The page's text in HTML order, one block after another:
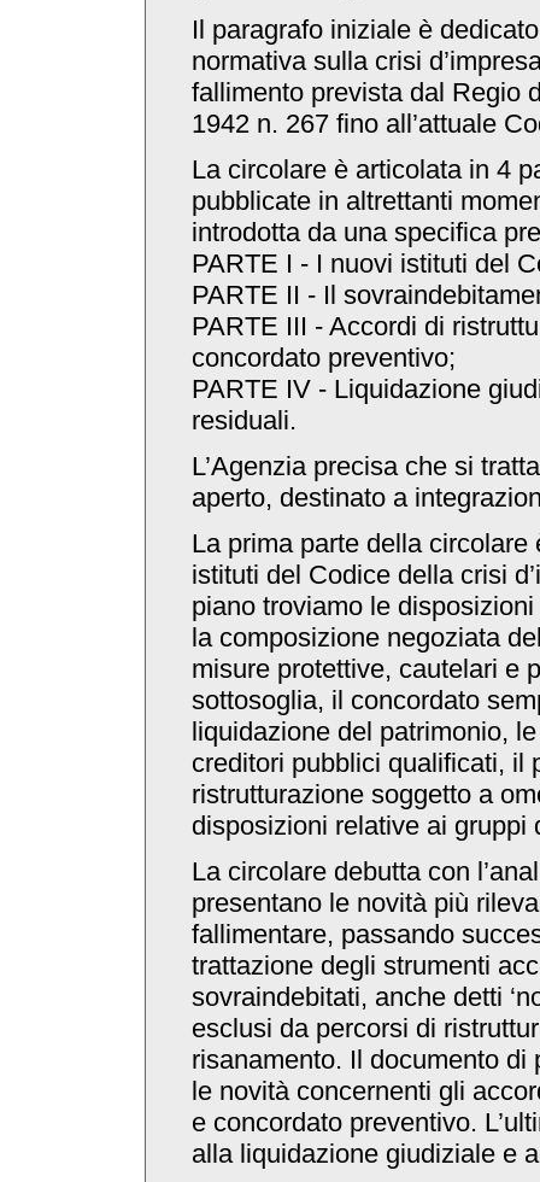
Il paragrafo iniziale è
normativa sulla crisi
fallimento prevista dal Regio
1942 n. 267 fino all’attuale
La circolare è articolata in 4
pubblicate in altrettanti
introdotta da una specifica
PARTE I - I nuovi istituti del
PARTE II - Il
PARTE III - Accordi di
concordato preventivo;
PARTE IV - Liquidazione
residuali.
L’Agenzia precisa che si
aperto, destinato a
La prima parte della circolare
istituti del Codice della crisi
piano troviamo le
la composizione negoziata
misure protettive, cautelari e
sottosoglia, il concordato
liquidazione del patrimonio,
creditori pubblici qualificati, il
ristrutturazione soggetto a
disposizioni relative ai gruppi
La circolare debutta con
presentano le novità più
fallimentare, passando
trattazione degli strumenti
sovraindebitati, anche detti
esclusi da percorsi di
risanamento. Il documento di
le novità concernenti gli
e concordato preventivo.
alla liquidazione giudiziale e